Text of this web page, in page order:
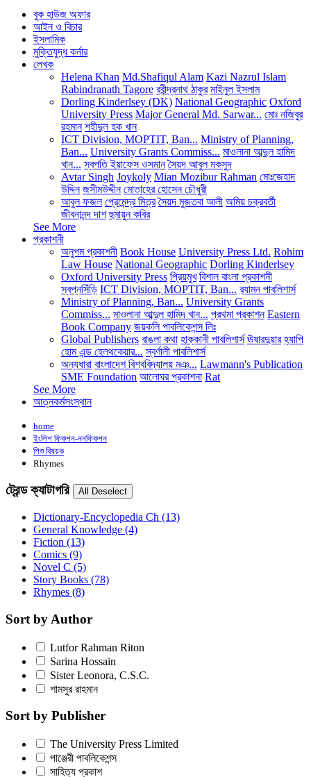
বুক হাউজ অফার
আইন ও বিচার
ইসলামিক
মুক্তিযুদ্ধ কর্নার
লেখক
Helena Khan Md.Shafiqul Alam Kazi Nazrul Islam
Rabindranath Tagore রবীন্দ্রনাথ ঠাকুর মাইনুল ইসলাম
Dorling Kinderlsey (DK) National Geographic Oxford
University Press Major General Md. Sarwar... মোঃ নজিবুর
রহমান শহীদুল হক খান
ICT Division, MOPTIT, Ban... Ministry of Planning,
Ban... University Grants Commiss... মাওলানা আব্দুল হামিদ
খান... স্বপতি ইয়াফেস ওসমান সৈয়দ আবুল মকসুদ
Avtar Singh Joykoly Mian Mozibur Rahman মোঃজেহাদ
উদ্দিন জসীমউদ্দীন মোতাহের হোসেন চৌধুরী
আবুল ফজল প্রেমেন্দ্র মিত্র সৈয়দ মুজতবা আলী অমিয় চক্রবর্তী
জীবনানন্দ দাশ হুমায়ুন কবির
See More
প্রকাশনী
অনুপম প্রকাশনী Book House University Press Ltd. Rohim
Law House National Geographic Dorling Kinderlsey
Oxford University Press প্রিয়মুখ বিশাল বাংলা প্রকাশনী
স্বপ্নসিঁড়ি ICT Division, MOPTIT, Ban... র‍্যামন পাবলিশার্স
Ministry of Planning, Ban... University Grants
Commiss... মাওলানা আব্দুল হামিদ খান... প্রথমা প্রকাশন Eastern
Book Company জয়কলি পাবলিকেশন্স লিঃ
Global Publishers বাঙলা কথা হাক্কানী পাবলিশার্স ঊষারদুয়ার হ্যাপি
হোম এন্ড হেলথকেয়ার... স্বর্ণালী পাবলিশার্স
অন্যধারা বাংলাদেশ বিশ্ববিদ্যালয় মঞ... Lawmann's Publication
SME Foundation আলোঘর প্রকাশনা Rat
See More
আত্নকর্মসংস্থান
home
ইংলিশ ফিকশন-ননফিকশন
শিশু বিষয়ক
Rhymes
ট্রেন্ড ক্যাটাগরি
Dictionary-Encyclopedia Ch (13)
General Knowledge (4)
Fiction (13)
Comics (9)
Novel C (5)
Story Books (78)
Rhymes (8)
Sort by Author
Lutfor Rahman Riton
Sarina Hossain
Sister Leonora, C.S.C.
শামসুর রাহমান
Sort by Publisher
The University Press Limited
পাঞ্জেরী পাবলিকেশন্স
সাহিত্য প্রকাশ